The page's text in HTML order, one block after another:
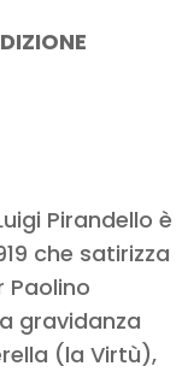
Pirandello è
che satirizza
Paolino
gravidanza
(la Virtù),